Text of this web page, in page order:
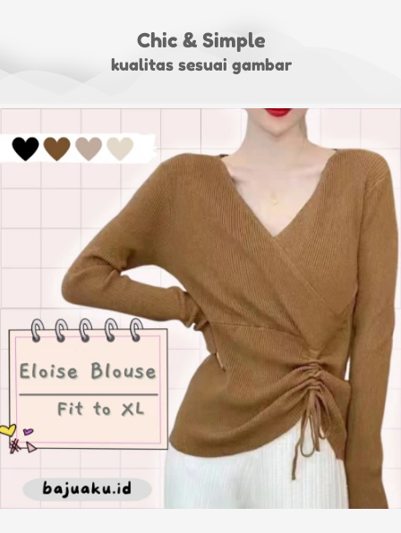
Chic & Simple
kualitas sesuai gambar